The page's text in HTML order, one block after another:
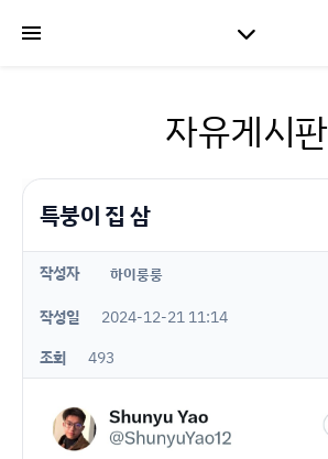
자유게시판
특붕이 집 삼
작성자 하이룽룽
작성일
2024-12-21 11:14
조회
493